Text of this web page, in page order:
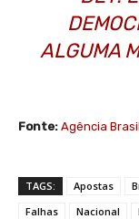
ALGUMA
Fonte: Agência Brasil
TAGS: Apostas
Falhas
Nacional